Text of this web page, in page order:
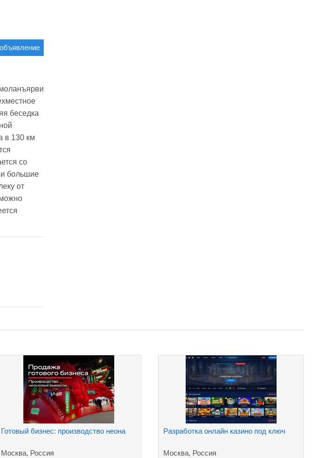
объявление
беседка
в 130 км
со
и большие
от
Готовый бизнес: производство неона
Москва, Россия
Разработка онлайн казино под ключ
Москва, Россия